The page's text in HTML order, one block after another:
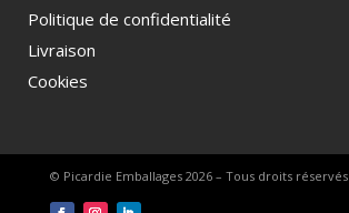
Politique de confidentialité
Livraison
Cookies
© Picardie Emballages 2026 – Tous droits réservés